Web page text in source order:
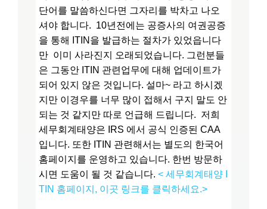
단어를 말씀하신다면 그자리를 박차고 나오
셔야 합니다. 10년전에는 공증사의 여권공증
을 통해 ITIN을 발급하는 절차가 있었읍니다
만 이미 사라진지 오래되었습니다. 그런분들
은 그동안 ITIN 관련업무에 대해 업데이트가
되어 있지 않은 것입니다. 설마~ 라고 하시겠
지만 이경우를 너무 많이 접해서 구지 말도 안
되는 것 같지만 따로 언급해 드립니다. 저희
세무회계태양은 IRS 에서 공식 인증된 CAA
입니다. 또한 ITIN 관련해서는 별도의 한국어
홈페이지를 운영하고 있습니다. 한번 방문하
시면 도움이 될 것 같습니다. < 세무회계태양 I
TIN 홈페이지, 이곳 링크를 클릭하세요.>